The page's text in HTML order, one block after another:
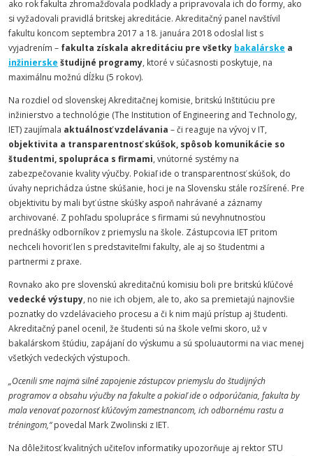
ako rok fakulta zhromažďovala podklady a pripravovala ich do formy, ako
si vyžadovali pravidlá britskej akreditácie. Akreditačný panel navštívil
fakultu koncom septembra 2017 a 18. januára 2018 odoslal list s
vyjadrením – fakulta získala akreditáciu pre všetky bakalárske a
inžinierske študijné programy, ktoré v súčasnosti poskytuje, na
maximálnu možnú dĺžku (5 rokov).
Na rozdiel od slovenskej Akreditačnej komisie, britskú Inštitúciu pre
inžinierstvo a technológie (The Institution of Engineering and Technology,
IET) zaujímala aktuálnosť vzdelávania – či reaguje na vývoj v IT,
objektivita a transparentnosť skúšok, spôsob komunikácie so
študentmi, spolupráca s firmami, vnútorné systémy na
zabezpečovanie kvality výučby. Pokiaľ ide o transparentnosť skúšok, do
úvahy neprichádza ústne skúšanie, hoci je na Slovensku stále rozšírené. Pre
objektivitu by mali byť ústne skúšky aspoň nahrávané a záznamy
archivované. Z pohľadu spolupráce s firmami sú nevyhnutnosťou
prednášky odborníkov z priemyslu na škole. Zástupcovia IET pritom
nechceli hovoriť len s predstaviteľmi fakulty, ale aj so študentmi a
partnermi z praxe.
Rovnako ako pre slovenskú akreditačnú komisiu boli pre britskú kľúčové
vedecké výstupy, no nie ich objem, ale to, ako sa premietajú najnovšie
poznatky do vzdelávacieho procesu a či k nim majú prístup aj študenti.
Akreditačný panel ocenil, že študenti sú na škole veľmi skoro, už v
bakalárskom štúdiu, zapájaní do výskumu a sú spoluautormi na viac menej
všetkých vedeckých výstupoch.
„Ocenili sme najmä silné zapojenie zástupcov priemyslu do študijných
programov a obsahu výučby na fakulte a pokiaľ ide o odporúčania, fakulta by
mala venovať pozornosť kľúčovým zamestnancom, ich odbornému rastu a
tréningom,“povedal Mark Zwolinski z IET.
Na dôležitosť kvalitných učiteľov informatiky upozorňuje aj rektor STU